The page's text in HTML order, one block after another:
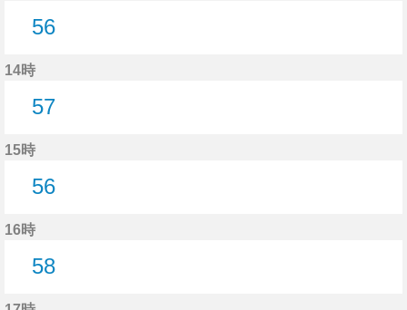
56
14時
57
15時
56
16時
58